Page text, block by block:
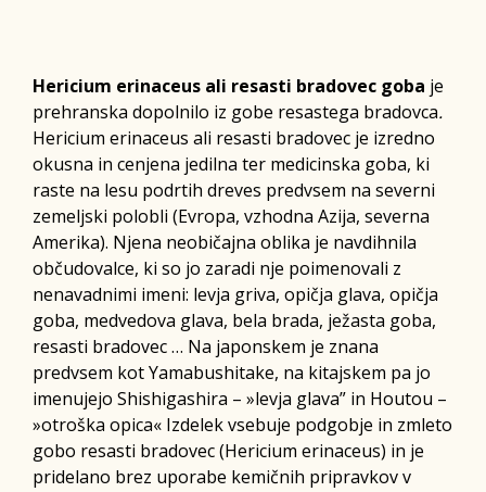
Hericium erinaceus ali resasti bradovec goba je
prehranska dopolnilo iz gobe resastega bradovca.
Hericium erinaceus ali resasti bradovec je izredno
okusna in cenjena jedilna ter medicinska goba, ki
raste na lesu podrtih dreves predvsem na severni
zemeljski polobli (Evropa, vzhodna Azija, severna
Amerika). Njena neobičajna oblika je navdihnila
občudovalce, ki so jo zaradi nje poimenovali z
nenavadnimi imeni: levja griva, opičja glava, opičja
goba, medvedova glava, bela brada, ježasta goba,
resasti bradovec … Na japonskem je znana
predvsem kot Yamabushitake, na kitajskem pa jo
imenujejo Shishigashira – »levja glava” in Houtou –
»otroška opica« Izdelek vsebuje podgobje in zmleto
gobo resasti bradovec (Hericium erinaceus) in je
pridelano brez uporabe kemičnih pripravkov v